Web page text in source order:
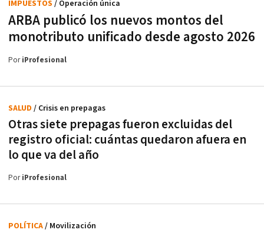
ARBA publicó los nuevos montos del
monotributo unificado desde agosto 2026
IMPUESTOS / Operación única
PoriProfesional
Otras siete prepagas fueron excluidas del
registro oficial: cuántas quedaron afuera en
lo que va del año
SALUD / Crisis en prepagas
PoriProfesional
POLÍTICA/ Movilización